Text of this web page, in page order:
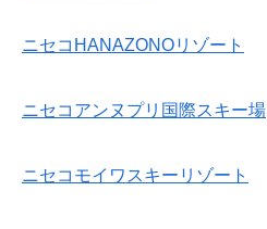
ニセコHANAZONOリゾート
ニセコアンヌプリ国際スキー場
ニセコモイワスキーリゾート